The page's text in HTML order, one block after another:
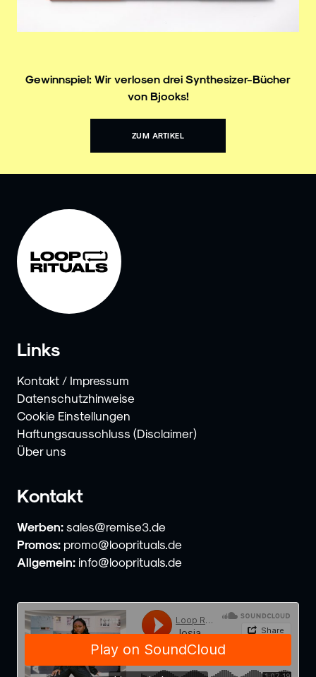
Gewinnspiel: Wir verlosen drei Synthesizer-Bücher
von Bjooks!
ZUM ARTIKEL
Links
Kontakt / Impressum
Datenschutzhinweise
Cookie Einstellungen
Haftungsausschluss (Disclaimer)
Über uns
Kontakt
Werben: sales@remise3.de
Promos: promo@looprituals.de
Allgemein: info@looprituals.de